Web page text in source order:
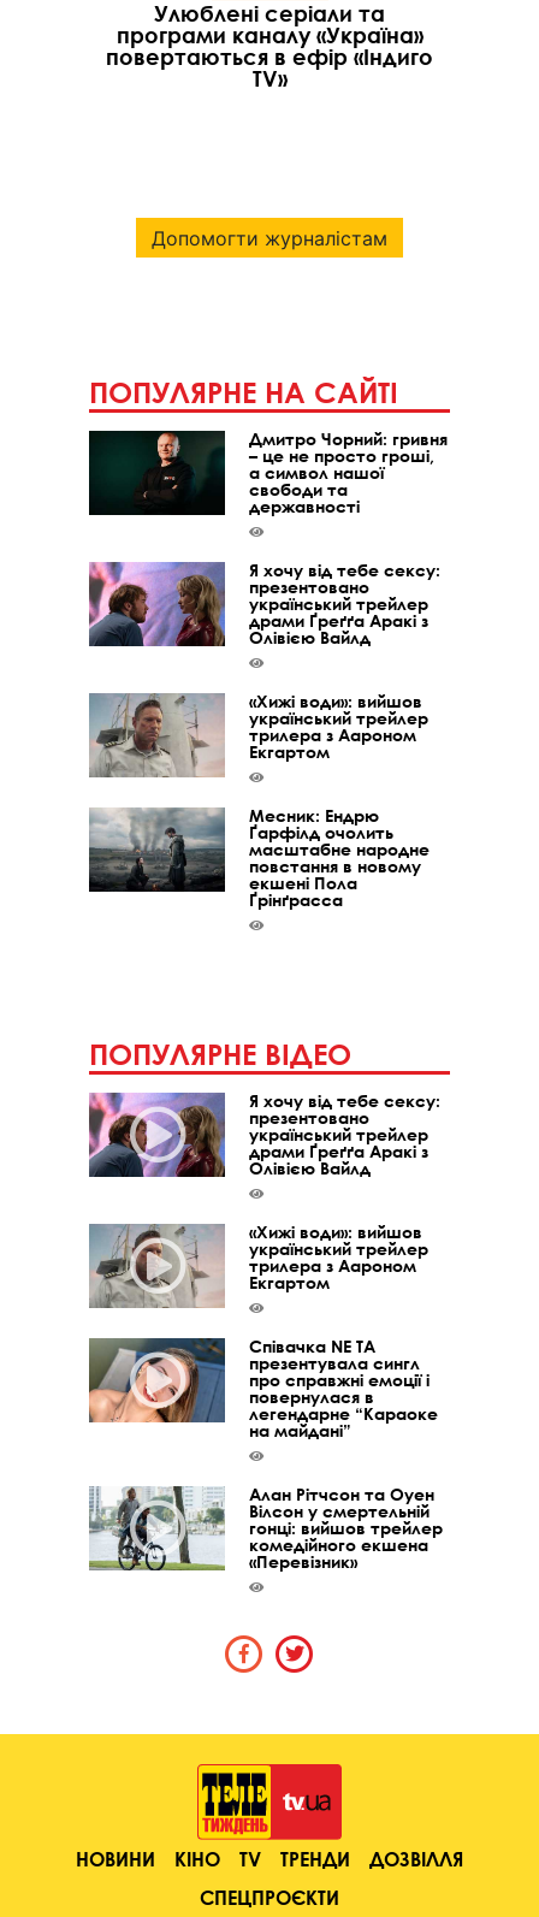
Улюблені серіали та
програми каналу «Україна»
повертаються в ефір «Індиго
TV»
Допомогти журналістам
ПОПУЛЯРНЕ НА САЙТІ
Дмитро Чорний: гривня
– це не просто гроші,
а символ нашої
свободи та
державності
Я хочу від тебе сексу:
презентовано
український трейлер
драми Ґреґґа Аракі з
Олівією Вайлд
«Хижі води»: вийшов
український трейлер
трилера з Аароном
Екгартом
Месник: Ендрю
Ґарфілд очолить
масштабне народне
повстання в новому
екшені Пола
Ґрінґрасса
ПОПУЛЯРНЕ ВІДЕО
Я хочу від тебе сексу:
презентовано
український трейлер
драми Ґреґґа Аракі з
Олівією Вайлд
«Хижі води»: вийшов
український трейлер
трилера з Аароном
Екгартом
Співачка NE TA
презентувала сингл
про справжні емоції і
повернулася в
легендарне “Караоке
на майдані”
Алан Рітчсон та Оуен
Вілсон у смертельній
гонці: вийшов трейлер
комедійного екшена
«Перевізник»
НОВИНИ КІНО TV ТРЕНДИ
ДОЗВІЛЛЯ
СПЕЦПРОЄКТИ